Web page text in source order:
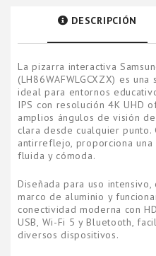
DESCRIPCIÓN
La pizarra interactiva
(LH86WAFWLGCXZX) es
ideal para entornos
IPS con resolución 4K UHD
amplios ángulos de visión
clara desde cualquier
antirreflejo, proporciona
fluida y cómoda.
Diseñada para uso
marco de aluminio y
conectividad moderna con
USB, Wi-Fi 5 y Bluetooth,
diversos dispositivos.